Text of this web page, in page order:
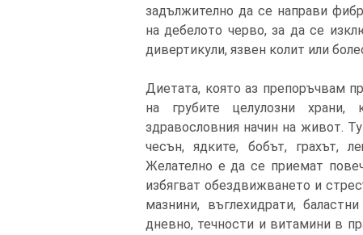
задължително да се направи
на дебелото черво, за да се
дивертикули, язвен колит или
Диетата, която аз препоръчвам
на грубите целулозни храни,
здравословния начин на живот.
чесън, ядките, бобът, грахът,
Желателно е да се приемат
избягват обездвижването и
мазнини, въглехидрати,
дневно, течности и витамини в